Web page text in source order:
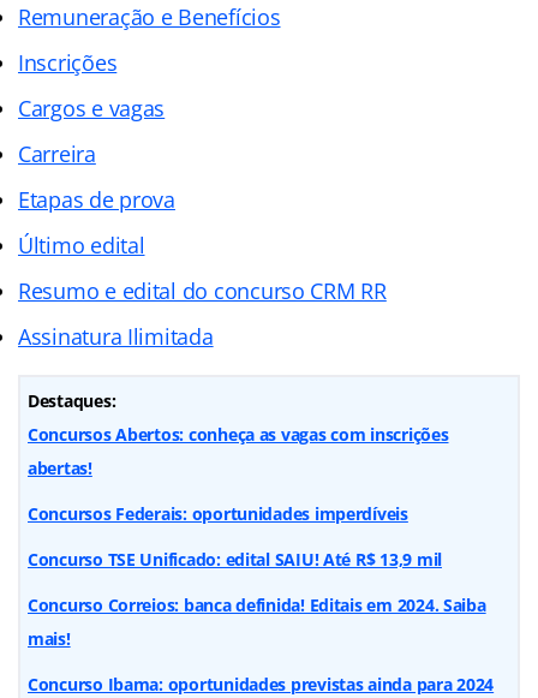
Remuneração e Benefícios
Inscrições
Cargos e vagas
Carreira
Etapas de prova
Último edital
Resumo e edital do concurso CRM RR
Assinatura Ilimitada
Destaques:
Concursos Abertos: conheça as vagas com inscrições
abertas!
Concursos Federais: oportunidades imperdíveis
Concurso TSE Unificado: edital SAIU! Até R$ 13,9 mil
Concurso Correios: banca definida! Editais em 2024. Saiba
mais!
Concurso Ibama: oportunidades previstas ainda para 2024